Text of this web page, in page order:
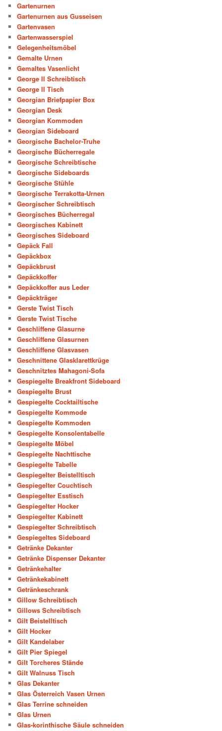
Gartenurnen
Gartenurnen aus Gusseisen
Gartenvasen
Gartenwasserspiel
Gelegenheitsmöbel
Gemalte Urnen
Gemaltes Vasenlicht
George II Schreibtisch
George II Tisch
Georgian Briefpapier Box
Georgian Desk
Georgian Kommoden
Georgian Sideboard
Georgische Bachelor-Truhe
Georgische Bücherregale
Georgische Schreibtische
Georgische Sideboards
Georgische Stühle
Georgische Terrakotta-Urnen
Georgischer Schreibtisch
Georgisches Bücherregal
Georgisches Kabinett
Georgisches Sideboard
Gepäck Fall
Gepäckbox
Gepäckbrust
Gepäckkoffer
Gepäckkoffer aus Leder
Gepäckträger
Gerste Twist Tisch
Gerste Twist Tische
Geschliffene Glasurne
Geschliffene Glasurnen
Geschliffene Glasvasen
Geschnittene Glasklarettkrüge
Geschnitztes Mahagoni-Sofa
Gespiegelte Breakfront Sideboard
Gespiegelte Brust
Gespiegelte Cocktailtische
Gespiegelte Kommode
Gespiegelte Kommoden
Gespiegelte Konsolentabelle
Gespiegelte Möbel
Gespiegelte Nachttische
Gespiegelte Tabelle
Gespiegelter Beistelltisch
Gespiegelter Couchtisch
Gespiegelter Esstisch
Gespiegelter Hocker
Gespiegelter Kabinett
Gespiegelter Schreibtisch
Gespiegeltes Sideboard
Getränke Dekanter
Getränke Dispenser Dekanter
Getränkehalter
Getränkekabinett
Getränkeschrank
Gillow Schreibtisch
Gillows Schreibtisch
Gilt Beistelltisch
Gilt Hocker
Gilt Kandelaber
Gilt Pier Spiegel
Gilt Torcheres Stände
Gilt Walnuss Tisch
Glas Dekanter
Glas Österreich Vasen Urnen
Glas Terrine schneiden
Glas Urnen
Glas-korinthische Säule schneiden